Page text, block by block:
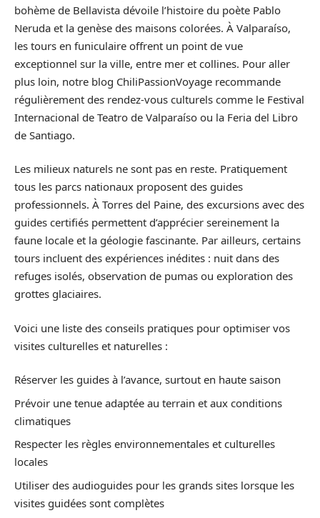
bohème de Bellavista dévoile l’histoire du poète Pablo
Neruda et la genèse des maisons colorées. À Valparaíso,
les tours en funiculaire offrent un point de vue
exceptionnel sur la ville, entre mer et collines. Pour aller
plus loin, notre blog ChiliPassionVoyage recommande
régulièrement des rendez-vous culturels comme le Festival
Internacional de Teatro de Valparaíso ou la Feria del Libro
de Santiago.
Les milieux naturels ne sont pas en reste. Pratiquement
tous les parcs nationaux proposent des guides
professionnels. À Torres del Paine, des excursions avec des
guides certifiés permettent d’apprécier sereinement la
faune locale et la géologie fascinante. Par ailleurs, certains
tours incluent des expériences inédites : nuit dans des
refuges isolés, observation de pumas ou exploration des
grottes glaciaires.
Voici une liste des conseils pratiques pour optimiser vos
visites culturelles et naturelles :
Réserver les guides à l’avance, surtout en haute saison
Prévoir une tenue adaptée au terrain et aux conditions
climatiques
Respecter les règles environnementales et culturelles
locales
Utiliser des audioguides pour les grands sites lorsque les
visites guidées sont complètes